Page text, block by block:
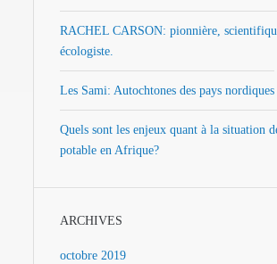
RACHEL CARSON: pionnière,
écologiste.
Les Sami: Autochtones des pays nordiques
Quels sont les enjeux quant à la situation
potable en Afrique?
ARCHIVES
octobre 2019